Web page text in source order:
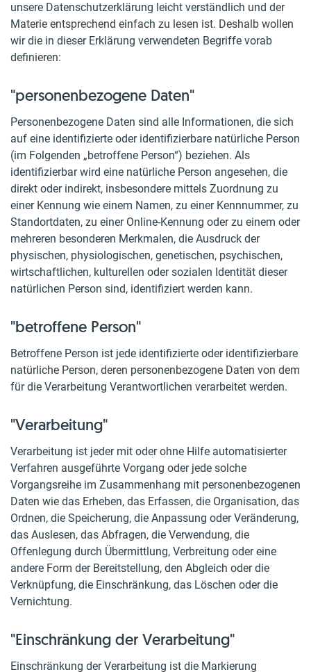
unsere Datenschutzerklärung leicht verständlich und der
Materie entsprechend einfach zu lesen ist. Deshalb wollen
wir die in dieser Erklärung verwendeten Begriffe vorab
definieren:
"personenbezogene Daten"
Personenbezogene Daten sind alle Informationen, die sich
auf eine identifizierte oder identifizierbare natürliche Person
(im Folgenden „betroffene Person“) beziehen. Als
identifizierbar wird eine natürliche Person angesehen, die
direkt oder indirekt, insbesondere mittels Zuordnung zu
einer Kennung wie einem Namen, zu einer Kennnummer, zu
Standortdaten, zu einer Online-Kennung oder zu einem oder
mehreren besonderen Merkmalen, die Ausdruck der
physischen, physiologischen, genetischen, psychischen,
wirtschaftlichen, kulturellen oder sozialen Identität dieser
natürlichen Person sind, identifiziert werden kann.
"betroffene Person"
Betroffene Person ist jede identifizierte oder identifizierbare
natürliche Person, deren personenbezogene Daten von dem
für die Verarbeitung Verantwortlichen verarbeitet werden.
"Verarbeitung"
Verarbeitung ist jeder mit oder ohne Hilfe automatisierter
Verfahren ausgeführte Vorgang oder jede solche
Vorgangsreihe im Zusammenhang mit personenbezogenen
Daten wie das Erheben, das Erfassen, die Organisation, das
Ordnen, die Speicherung, die Anpassung oder Veränderung,
das Auslesen, das Abfragen, die Verwendung, die
Offenlegung durch Übermittlung, Verbreitung oder eine
andere Form der Bereitstellung, den Abgleich oder die
Verknüpfung, die Einschränkung, das Löschen oder die
Vernichtung.
"Einschränkung der Verarbeitung"
Einschränkung der Verarbeitung ist die Markierung